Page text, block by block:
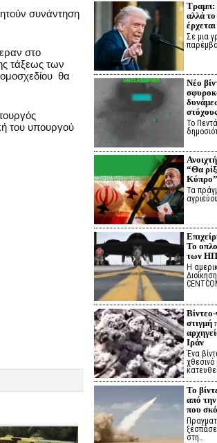
συνάντηση
στο
τάξεως των
θα
του υπουργού
Τραμπ:
αλλά
Σε μια
Νέο
στόχους
Το
“Θα
Κύπρο”
Τα
Το
των
Η
στιγμή
Ιράν
Ένα
Το
από
που
στη…